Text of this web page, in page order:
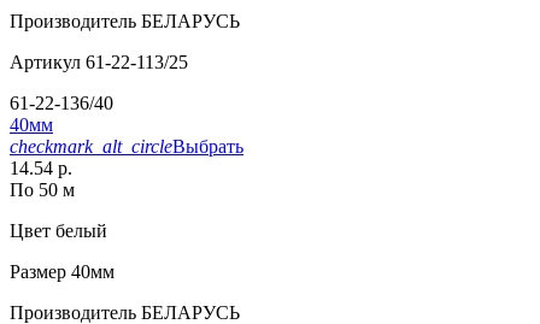
Производитель БЕЛАРУСЬ
Артикул 61-22-113/25
61-22-136/40
40мм
checkmark_alt_circleВыбрать
14.54 р.
По 50 м
Цвет белый
Размер 40мм
Производитель БЕЛАРУСЬ